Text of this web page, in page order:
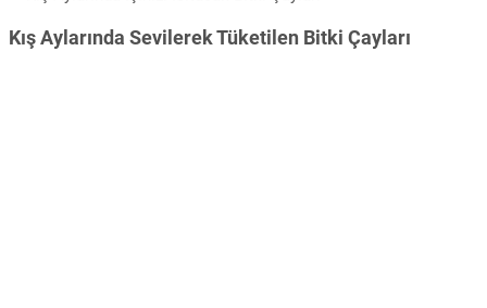
Kış Aylarında Sevilerek Tüketilen Bitki Çayları